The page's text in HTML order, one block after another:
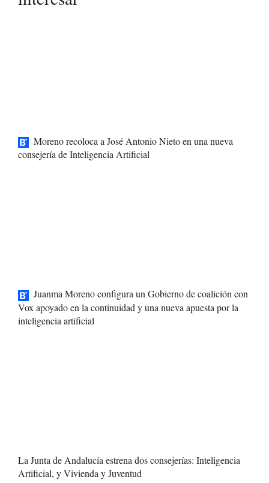
Moreno recoloca a José Antonio Nieto en una nueva
consejería de Inteligencia Artificial
Juanma Moreno configura un Gobierno de coalición con
Vox apoyado en la continuidad y una nueva apuesta por la
inteligencia artificial
La Junta de Andalucía estrena dos consejerías: Inteligencia
Artificial, y Vivienda y Juventud